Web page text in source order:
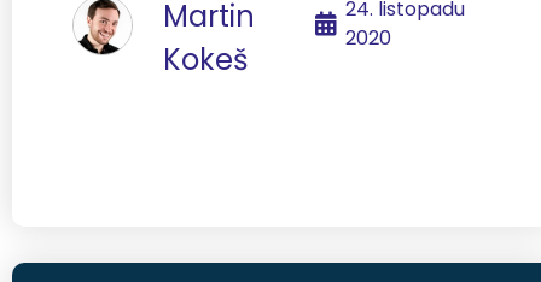
Martin
Kokeš
24. listopadu
2020